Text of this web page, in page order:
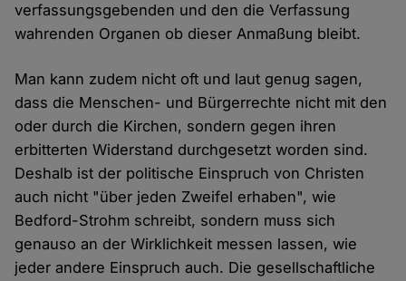
verfassungsgebenden und den die Verfassung
wahrenden Organen ob dieser Anmaßung bleibt.
Man kann zudem nicht oft und laut genug sagen,
dass die Menschen- und Bürgerrechte nicht mit den
oder durch die Kirchen, sondern gegen ihren
erbitterten Widerstand durchgesetzt worden sind.
Deshalb ist der politische Einspruch von Christen
auch nicht "über jeden Zweifel erhaben", wie
Bedford-Strohm schreibt, sondern muss sich
genauso an der Wirklichkeit messen lassen, wie
jeder andere Einspruch auch. Die gesellschaftliche